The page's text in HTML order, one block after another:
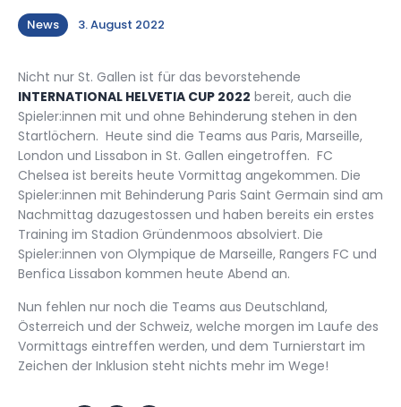
News 3. August 2022
Nicht nur St. Gallen ist für das bevorstehende
INTERNATIONAL HELVETIA CUP 2022 bereit, auch die
Spieler:innen mit und ohne Behinderung stehen in den
Startlöchern. Heute sind die Teams aus Paris, Marseille,
London und Lissabon in St. Gallen eingetroffen. FC
Chelsea ist bereits heute Vormittag angekommen. Die
Spieler:innen mit Behinderung Paris Saint Germain sind am
Nachmittag dazugestossen und haben bereits ein erstes
Training im Stadion Gründenmoos absolviert. Die
Spieler:innen von Olympique de Marseille, Rangers FC und
Benfica Lissabon kommen heute Abend an.
Nun fehlen nur noch die Teams aus Deutschland,
Österreich und der Schweiz, welche morgen im Laufe des
Vormittags eintreffen werden, und dem Turnierstart im
Zeichen der Inklusion steht nichts mehr im Wege!